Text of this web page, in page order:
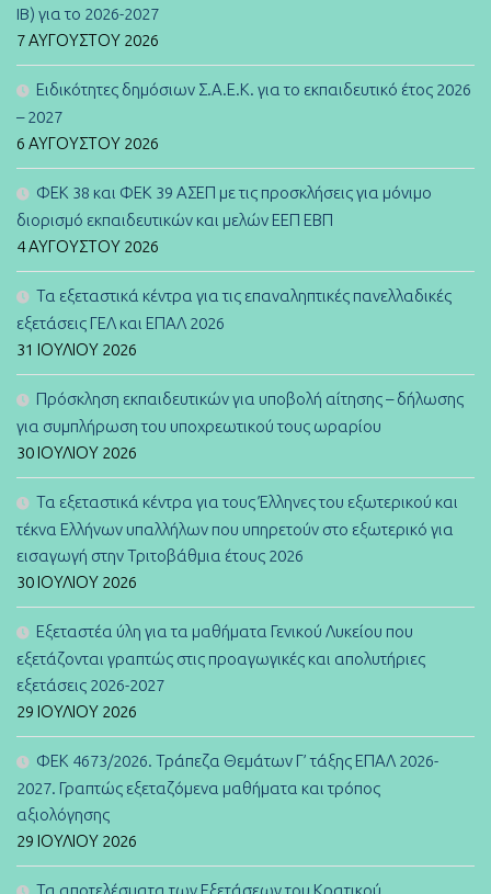
IB) για το 2026-2027
7 ΑΥΓΟΎΣΤΟΥ 2026
Ειδικότητες δημόσιων Σ.Α.Ε.Κ. για το εκπαιδευτικό έτος 2026
– 2027
6 ΑΥΓΟΎΣΤΟΥ 2026
ΦΕΚ 38 και ΦΕΚ 39 ΑΣΕΠ με τις προσκλήσεις για μόνιμο
διορισμό εκπαιδευτικών και μελών ΕΕΠ ΕΒΠ
4 ΑΥΓΟΎΣΤΟΥ 2026
Τα εξεταστικά κέντρα για τις επαναληπτικές πανελλαδικές
εξετάσεις ΓΕΛ και ΕΠΑΛ 2026
31 ΙΟΥΛΊΟΥ 2026
Πρόσκληση εκπαιδευτικών για υποβολή αίτησης – δήλωσης
για συμπλήρωση του υποχρεωτικού τους ωραρίου
30 ΙΟΥΛΊΟΥ 2026
Τα εξεταστικά κέντρα για τους Έλληνες του εξωτερικού και
τέκνα Ελλήνων υπαλλήλων που υπηρετούν στο εξωτερικό για
εισαγωγή στην Τριτοβάθμια έτους 2026
30 ΙΟΥΛΊΟΥ 2026
Εξεταστέα ύλη για τα μαθήματα Γενικού Λυκείου που
εξετάζονται γραπτώς στις προαγωγικές και απολυτήριες
εξετάσεις 2026-2027
29 ΙΟΥΛΊΟΥ 2026
ΦΕΚ 4673/2026. Τράπεζα Θεμάτων Γ’ τάξης ΕΠΑΛ 2026-
2027. Γραπτώς εξεταζόμενα μαθήματα και τρόπος
αξιολόγησης
29 ΙΟΥΛΊΟΥ 2026